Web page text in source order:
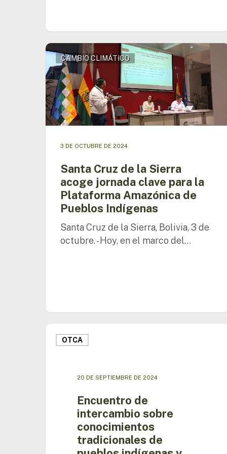
Santa
Cruz
de
la
Sierra
acoge
jornada
clave
Amazónica
Pueblos
Indígenas
CAMBIO CLIMÁTICO
3 DE OCTUBRE DE 2024
Santa Cruz de la Sierra
acoge jornada clave para la
Plataforma Amazónica de
Pueblos Indígenas
Santa Cruz de la Sierra, Bolivia, 3 de
octubre. - Hoy, en el marco del…
Encuentro
indígenas
OTCA
20 DE SEPTIEMBRE DE 2024
Encuentro de
intercambio sobre
conocimientos
tradicionales de